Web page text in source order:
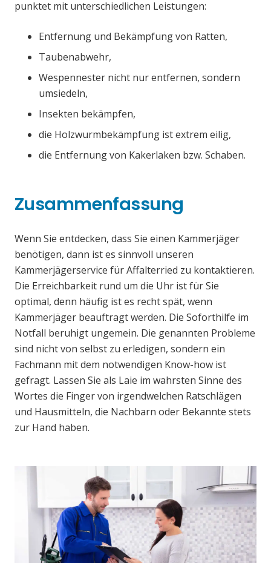
punktet mit unterschiedlichen Leistungen:
Entfernung und Bekämpfung von Ratten,
Taubenabwehr,
Wespennester nicht nur entfernen, sondern
umsiedeln,
Insekten bekämpfen,
die Holzwurmbekämpfung ist extrem eilig,
die Entfernung von Kakerlaken bzw. Schaben.
Zusammenfassung
Wenn Sie entdecken, dass Sie einen Kammerjäger
benötigen, dann ist es sinnvoll unseren
Kammerjägerservice für Affalterried zu kontaktieren.
Die Erreichbarkeit rund um die Uhr ist für Sie
optimal, denn häufig ist es recht spät, wenn
Kammerjäger beauftragt werden. Die Soforthilfe im
Notfall beruhigt ungemein. Die genannten Probleme
sind nicht von selbst zu erledigen, sondern ein
Fachmann mit dem notwendigen Know-how ist
gefragt. Lassen Sie als Laie im wahrsten Sinne des
Wortes die Finger von irgendwelchen Ratschlägen
und Hausmitteln, die Nachbarn oder Bekannte stets
zur Hand haben.